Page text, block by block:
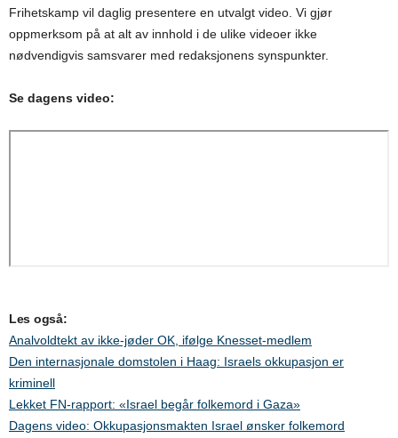
Frihetskamp vil daglig presentere en utvalgt video. Vi gjør
oppmerksom på at alt av innhold i de ulike videoer ikke
nødvendigvis samsvarer med redaksjonens synspunkter.
Se dagens video:
Les også:
Analvoldtekt av ikke-jøder OK, ifølge Knesset-medlem
Den internasjonale domstolen i Haag: Israels okkupasjon er
kriminell
Lekket FN-rapport: «Israel begår folkemord i Gaza»
Dagens video: Okkupasjonsmakten Israel ønsker folkemord